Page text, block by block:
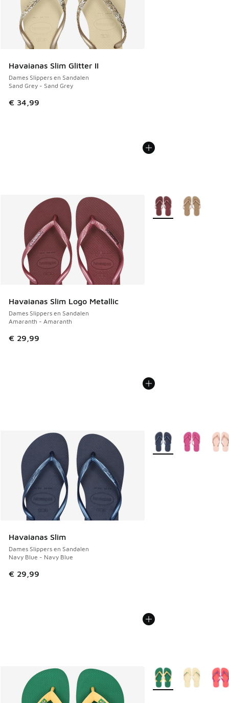
Havaianas Slim Glitter II
Dames Slippers en Sandalen
Sand Grey - Sand Grey
€ 34,99
Havaianas Slim Logo Metallic
Dames Slippers en Sandalen
Amaranth - Amaranth
€ 29,99
Meer kleuren
Havaianas Slim
Dames Slippers en Sandalen
Navy Blue - Navy Blue
€ 29,99
Meer kleuren
Meer kleuren